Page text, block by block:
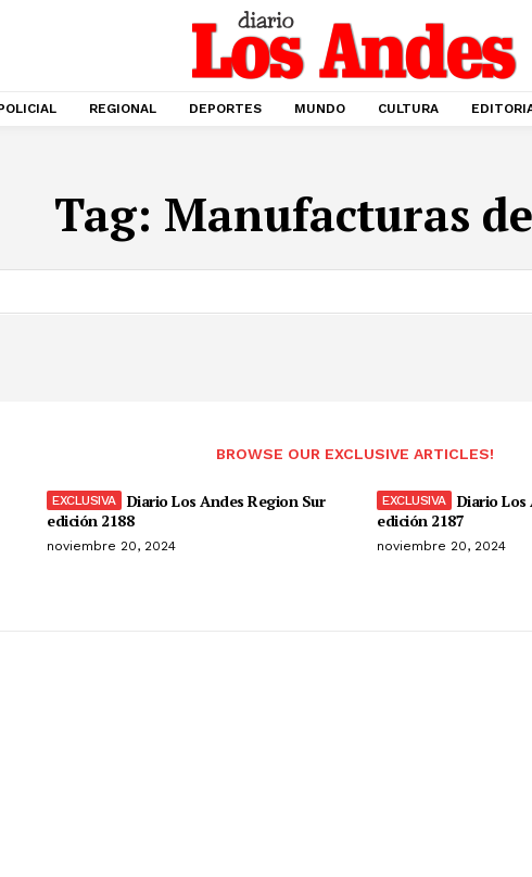
REGIONAL DEPORTES MUNDO CULTURA
Tag: Manufacturas
BROWSE OUR EXCLUSIVE ARTICLES!
Diario Los Andes Region Sur
edición 2188
noviembre 20, 2024
Diario Los
edición 2187
noviembre 20, 2024